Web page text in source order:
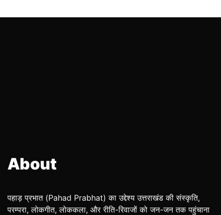
About
पहाड़ प्रभात (Pahad Prabhat) का उद्देश्य उत्तराखंड की संस्कृति,
परम्परा, लोकगीत, लोककला, और रीति-रिवाजों को जन-जन तक पहुंचाना